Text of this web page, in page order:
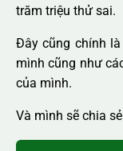
trăm triệu thử sai.
Đây cũng chính
mình cũng như
của mình.
Và mình sẽ chia